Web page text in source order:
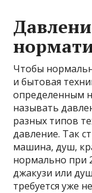
Чтобы
и бытовая
определенным
называть
разных типов
давление. Так
машина, душ,
нормально при
джакузи или
требуется уже